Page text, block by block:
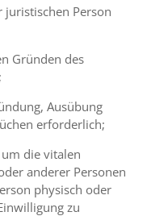
Person
Gründen des
Ausübung
erforderlich;
die vitalen
anderer Personen
physisch oder
zu